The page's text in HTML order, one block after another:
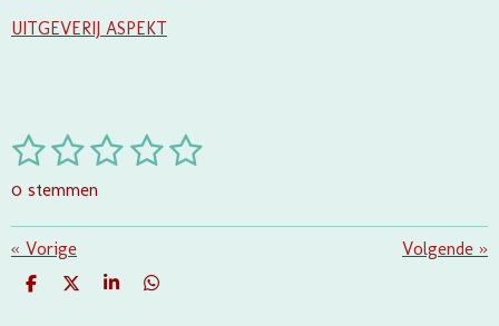
UITGEVERIJ ASPEKT
R
t
i
n
1
s
t
e
2
s
t
e
r
3
s
t
4
t
5
t
S
m
0 stemmen
« Vorige Volgende »
D
D
S
D